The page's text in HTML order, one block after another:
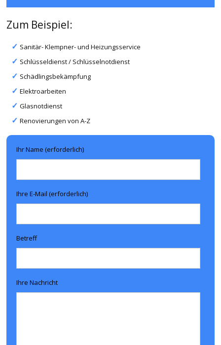
Zum Beispiel:
Sanitär- Klempner- und Heizungsservice
Schlüsseldienst / Schlüsselnotdienst
Schädlingsbekämpfung
Elektroarbeiten
Glasnotdienst
Renovierungen von A-Z
Ihr Name (erforderlich)
Ihre E-Mail (erforderlich)
Betreff
Ihre Nachricht